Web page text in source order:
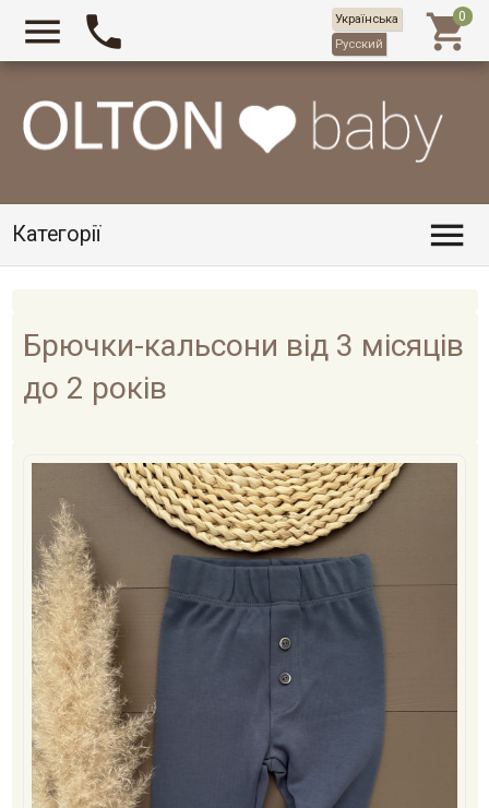
Категорії 
  
Брючки-кальсони від 3 місяців
до 2 років
Українська
Русский